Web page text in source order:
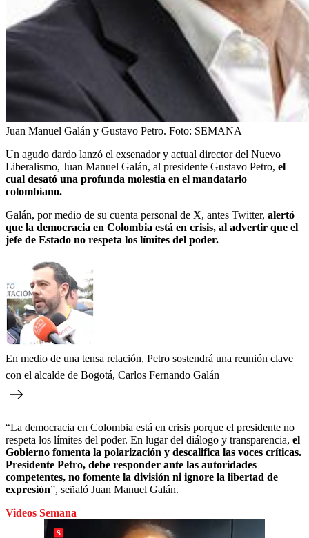
Juan Manuel Galán y Gustavo Petro. Foto: SEMANA
Un agudo dardo lanzó el exsenador y actual director del Nuevo
Liberalismo, Juan Manuel Galán, al presidente Gustavo Petro, el
cual desató una profunda molestia en el mandatario
colombiano.
Galán, por medio de su cuenta personal de X, antes Twitter, alertó
que la democracia en Colombia está en crisis, al advertir que el
jefe de Estado no respeta los límites del poder.
En medio de una tensa relación, Petro sostendrá una reunión clave
con el alcalde de Bogotá, Carlos Fernando Galán
“La democracia en Colombia está en crisis porque el presidente no
respeta los límites del poder. En lugar del diálogo y transparencia, el
Gobierno fomenta la polarización y descalifica las voces críticas.
Presidente Petro, debe responder ante las autoridades
competentes, no fomente la división ni ignore la libertad de
expresión”, señaló Juan Manuel Galán.
Videos Semana